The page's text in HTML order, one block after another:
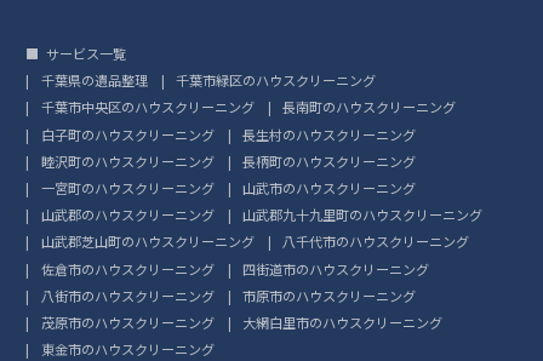
サービス一覧
千葉県の遺品整理
千葉市緑区のハウスクリーニング
千葉市中央区のハウスクリーニング
長南町のハウスクリーニング
白子町のハウスクリーニング
長生村のハウスクリーニング
睦沢町のハウスクリーニング
長柄町のハウスクリーニング
一宮町のハウスクリーニング
山武市のハウスクリーニング
山武郡のハウスクリーニング
山武郡九十九里町のハウスクリーニング
山武郡芝山町のハウスクリーニング
八千代市のハウスクリーニング
佐倉市のハウスクリーニング
四街道市のハウスクリーニング
八街市のハウスクリーニング
市原市のハウスクリーニング
茂原市のハウスクリーニング
大網白里市のハウスクリーニング
東金市のハウスクリーニング